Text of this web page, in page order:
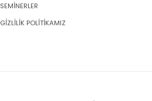
SEMİNERLER
GİZLİLİK POLİTİKAMIZ